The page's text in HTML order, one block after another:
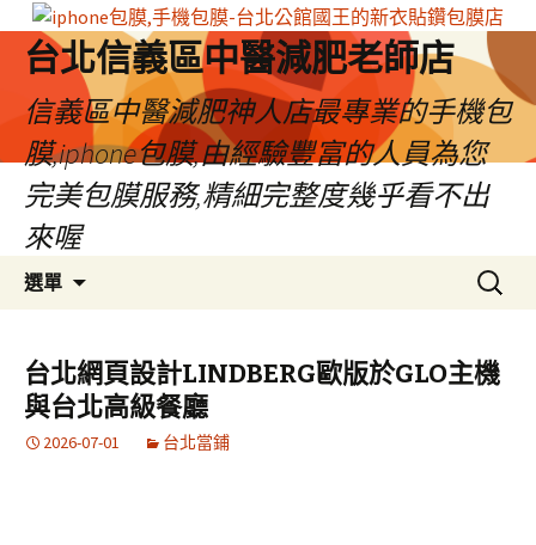
台北信義區中醫減肥老師店
信義區中醫減肥神人店最專業的手機包
膜,iphone包膜,由經驗豐富的人員為您
完美包膜服務,精細完整度幾乎看不出
來喔
選單
容
區
搜
尋
鍵
字:
台北網頁設計LINDBERG歐版於GLO主機
與台北高級餐廳
2026-07-01 台北當鋪